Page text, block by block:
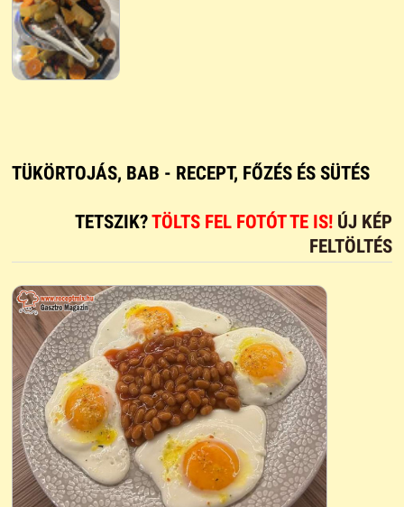
TÜKÖRTOJÁS, BAB - RECEPT, FŐZÉS ÉS SÜTÉS
TETSZIK?TÖLTS FEL FOTÓT TE IS! ÚJ KÉP
FELTÖLTÉS